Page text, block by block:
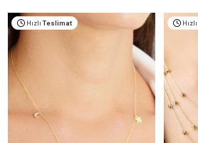
Hızlı Teslimat Hızlı